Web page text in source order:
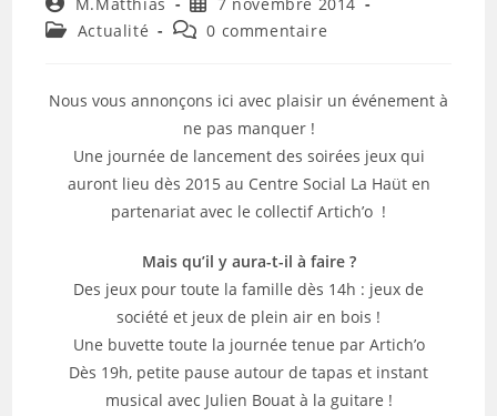
de
la
publiée :
PostActualité
Commentaires
publication :
0 commentaire
Nous vous annonçons ici avec plaisir un événement à
ne pas manquer !
Une journée de lancement des soirées jeux qui
auront lieu dès 2015 au Centre Social La Haüt en
partenariat avec le collectif Artich’o !
Mais qu’il y aura-t-il à faire ?
Des jeux pour toute la famille dès 14h : jeux de
société et jeux de plein air en bois !
Une buvette toute la journée tenue par Artich’o
Dès 19h, petite pause autour de tapas et instant
musical avec Julien Bouat à la guitare !